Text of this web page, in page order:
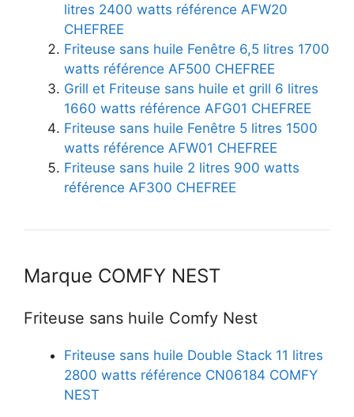
litres 2400 watts référence AFW20
CHEFREE
Friteuse sans huile Fenêtre 6,5 litres 1700
watts référence AF500 CHEFREE
Grill et Friteuse sans huile et grill 6 litres
1660 watts référence AFG01 CHEFREE
Friteuse sans huile Fenêtre 5 litres 1500
watts référence AFW01 CHEFREE
Friteuse sans huile 2 litres 900 watts
référence AF300 CHEFREE
Marque COMFY NEST
Friteuse sans huile Comfy Nest
Friteuse sans huile Double Stack 11 litres
2800 watts référence CN06184 COMFY
NEST